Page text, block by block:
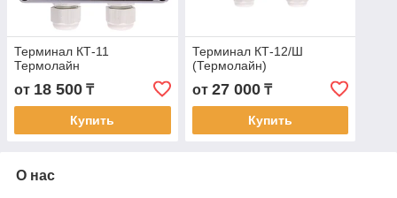
Терминал КТ-11
Термолайн
от 18 500 ₸
Купить
Терминал КТ-12/Ш
(Термолайн)
от 27 000₸
Купить
О нас